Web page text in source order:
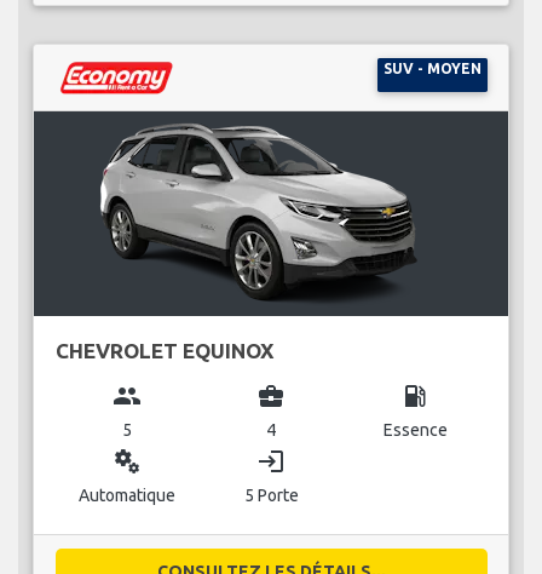
SUV - MOYEN
CHEVROLET EQUINOX
group
5
business_center
4
local_gas_station
Essence
miscellaneous_services
Automatique
login
5 Porte